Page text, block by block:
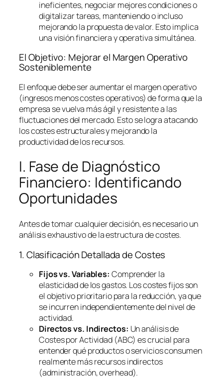
ineficientes, negociar mejores condiciones o
digitalizar tareas, manteniendo o incluso
mejorando la propuesta de valor. Esto implica
una visión financiera y operativa simultánea.
El Objetivo: Mejorar el Margen Operativo
Sosteniblemente
El enfoque debe ser aumentar el margen operativo
(ingresos menos costes operativos) de forma que la
empresa se vuelva más ágil y resistente a las
fluctuaciones del mercado. Esto se logra atacando
los costes estructurales y mejorando la
productividad de los recursos.
I. Fase de Diagnóstico
Financiero: Identificando
Oportunidades
Antes de tomar cualquier decisión, es necesario un
análisis exhaustivo de la estructura de costes.
1. Clasificación Detallada de Costes
Fijos vs. Variables: Comprender la
elasticidad de los gastos. Los costes fijos son
el objetivo prioritario para la reducción, ya que
se incurren independientemente del nivel de
actividad.
Directos vs. Indirectos: Un análisis de
Costes por Actividad (ABC) es crucial para
entender qué productos o servicios consumen
realmente más recursos indirectos
(administración,overhead).